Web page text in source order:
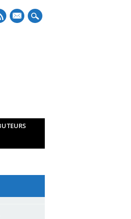
mail